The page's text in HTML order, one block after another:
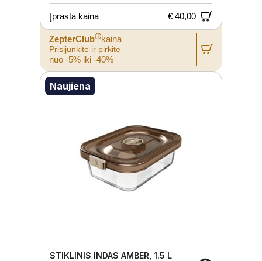
Įprasta kaina € 40,00
ZepterClubⓘkaina
Prisijunkite ir pirkite
nuo -5% iki -40%
Naujiena
STIKLINIS INDAS AMBER, 1.5 L